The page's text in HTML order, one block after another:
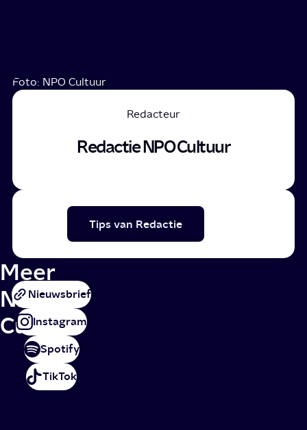
Foto: NPO Cultuur
Redacteur
Redactie NPO Cultuur
Tips van Redactie
Meer
NPO
Cultuur
Nieuwsbrief
Instagram
Spotify
TikTok